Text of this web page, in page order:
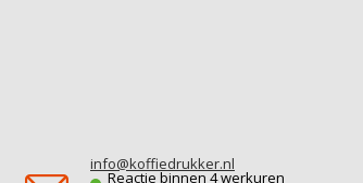
info@koffiedrukker.nl
Reactie binnen 4 werkuren